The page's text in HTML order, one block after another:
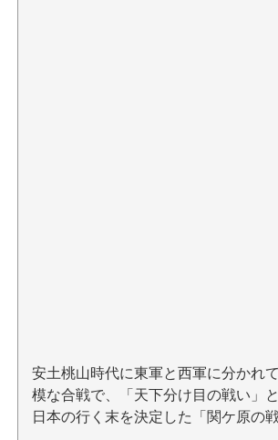
安土桃山時代に東軍と西軍に分かれ
模な合戦で、「天下分け目の戦い」
日本の行く末を決定した「関ケ原の戦